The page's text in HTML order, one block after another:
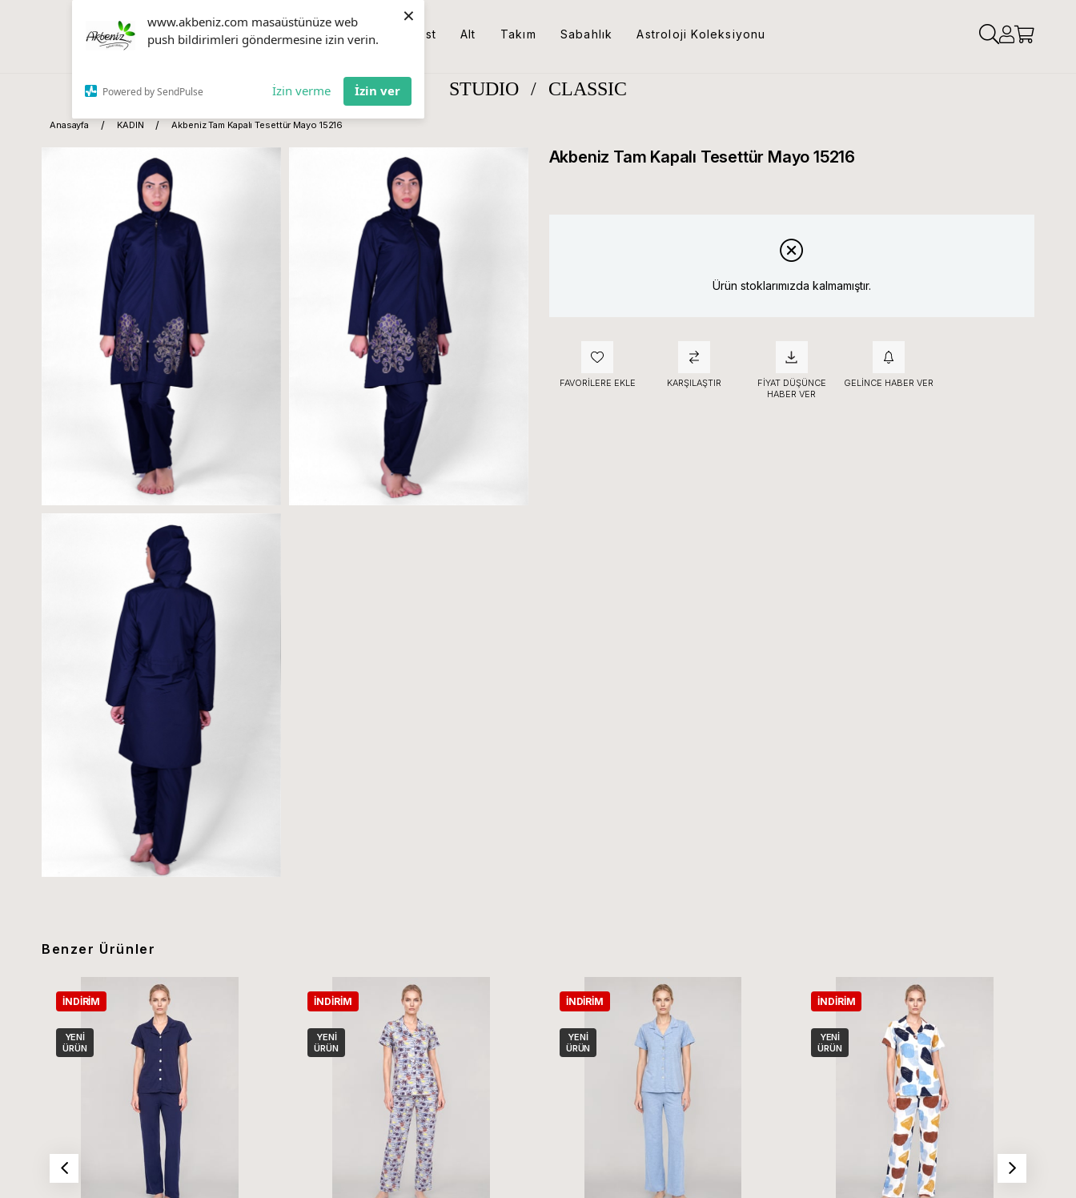
www.akbeniz.com masaüstünüze web
push bildirimleri göndermesine izin verin.
Powered by SendPulse İzin verme İzin ver
×
Üst Alt Takım Sabahlık Astroloji Koleksiyonu
STUDIO / CLASSIC
Anasayfa KADIN Akbeniz Tam Kapalı Tesettür Mayo 15216
Akbeniz Tam Kapalı Tesettür Mayo 15216
Ürün stoklarımızda kalmamıştır.
FAVORILERE EKLE KARŞILAŞTIR
FIYAT DÜŞÜNCE
HABER VER
GELINCE HABER VER
Benzer Ürünler
İNDIRIM
YENI
ÜRÜN
İNDIRIM
YENI
ÜRÜN
İNDIRIM
YENI
ÜRÜN
İNDIRIM
YENI
ÜRÜN